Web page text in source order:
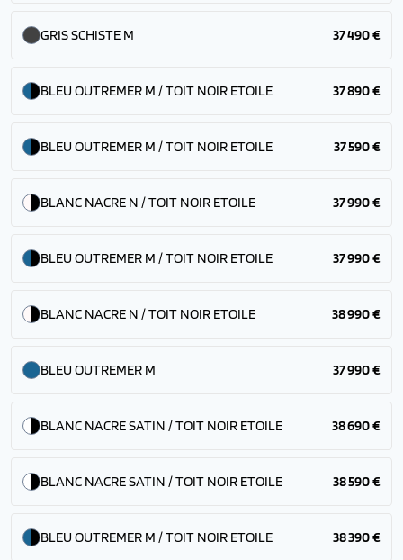
GRIS SCHISTE M 37 490 €
BLEU OUTREMER M / TOIT NOIR ETOILE 37 890 €
BLEU OUTREMER M / TOIT NOIR ETOILE 37 590 €
BLANC NACRE N / TOIT NOIR ETOILE 37 990 €
BLEU OUTREMER M / TOIT NOIR ETOILE 37 990 €
BLANC NACRE N / TOIT NOIR ETOILE 38 990 €
BLEU OUTREMER M 37 990 €
BLANC NACRE SATIN / TOIT NOIR ETOILE 38 690 €
BLANC NACRE SATIN / TOIT NOIR ETOILE 38 590 €
BLEU OUTREMER M / TOIT NOIR ETOILE 38 390 €